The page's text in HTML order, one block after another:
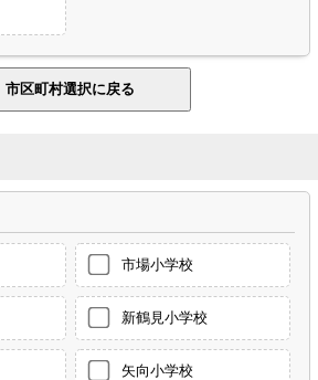
市場小学校
新鶴見小学校
矢向小学校